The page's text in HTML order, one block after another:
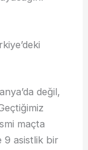
değil,
maçta
9 asistlik bir